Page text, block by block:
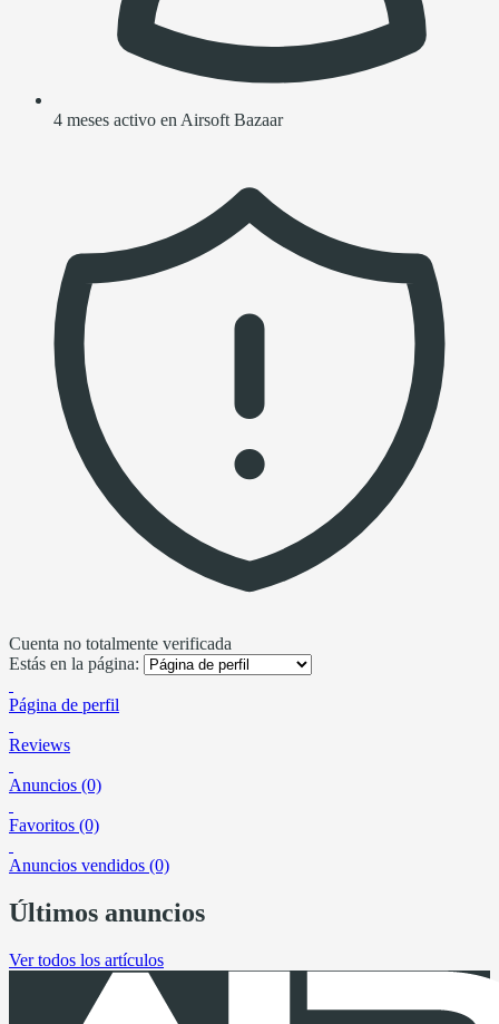
4 meses activo en Airsoft Bazaar
Cuenta no totalmente verificada
Estás en la página:
Página de perfil
Reviews
Anuncios (0)
Favoritos (0)
Anuncios vendidos (0)
Últimos anuncios
Ver todos los artículos